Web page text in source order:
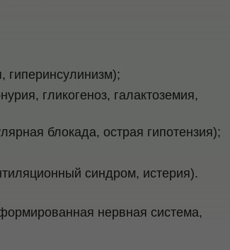
гиперинсулинизм);
гликогеноз, галактоземия,
блокада, острая гипотензия);
синдром, истерия).
нервная система,